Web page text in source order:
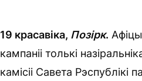
19 красавіка, Позірк.
кампаніі толькі
камісіі Савета